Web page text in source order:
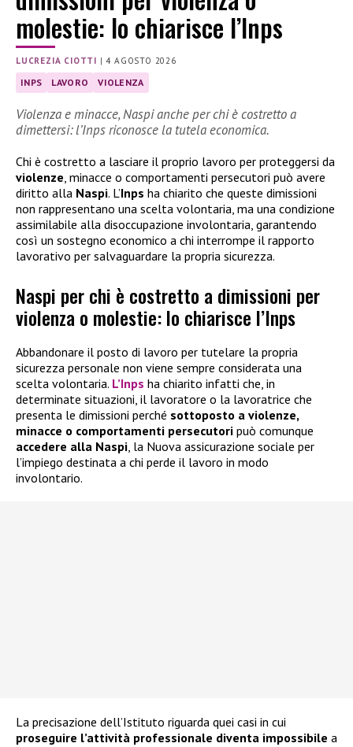
molestie: lo chiarisce l’Inps
LUCREZIA CIOTTI |4 AGOSTO 2026
INPS LAVORO VIOLENZA
Violenza e minacce, Naspi anche per chi è costretto a
dimettersi: l’Inps riconosce la tutela economica.
Chi è costretto a lasciare il proprio lavoro per proteggersi da
violenze , minacce o comportamenti persecutori può avere
diritto alla Naspi. L’Inps ha chiarito che queste dimissioni
non rappresentano una scelta volontaria, ma una condizione
assimilabile alla disoccupazione involontaria, garantendo
così un sostegno economico a chi interrompe il rapporto
lavorativo per salvaguardare la propria sicurezza.
Naspi per chi è costretto a dimissioni per
violenza o molestie: lo chiarisce l’Inps
Abbandonare il posto di lavoro per tutelare la propria
sicurezza personale non viene sempre considerata una
scelta volontaria. L’Inps ha chiarito infatti che, in
determinate situazioni, il lavoratore o la lavoratrice che
presenta le dimissioni perché sottoposto a violenze,
minacce o comportamenti persecutori può comunque
accedere alla Naspi, la Nuova assicurazione sociale per
l’impiego destinata a chi perde il lavoro in modo
involontario.
La precisazione dell’Istituto riguarda quei casi in cui
proseguire l’attività professionale diventa impossibile a